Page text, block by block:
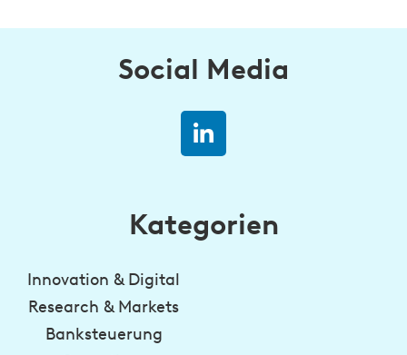
Social Media
Kategorien
Innovation & Digital
Research & Markets
Banksteuerung